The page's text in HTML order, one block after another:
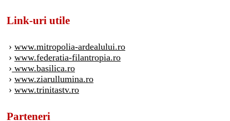
Link-uri utile
› www.mitropolia-ardealului.ro
› www.federatia-filantropia.ro
› www.basilica.ro
› www.ziarullumina.ro
› www.trinitastv.ro
Parteneri